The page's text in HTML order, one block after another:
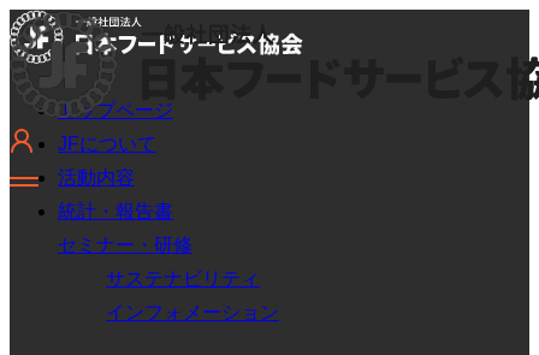
トップページ
JFについて
活動内容
統計・報告書
セミナー・研修
サステナビリティ
インフォメーション